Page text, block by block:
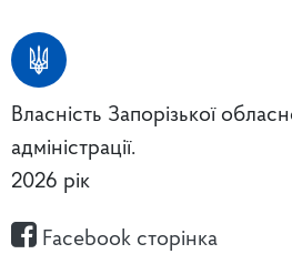
Власність Запорізької
адміністрації.
2026 рік
Facebook сторінка